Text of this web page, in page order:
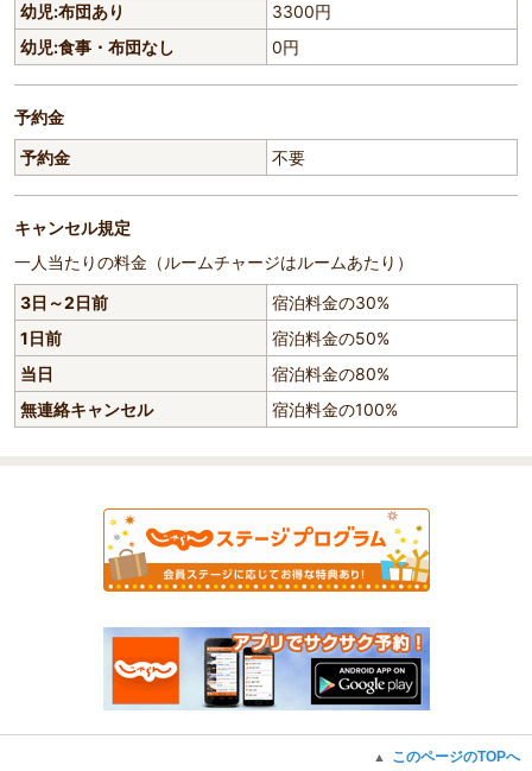
幼児:布団あり
3300円
幼児:食事・布団なし
0円
予約金
予約金
不要
キャンセル規定
一人当たりの料金（ルームチャージはルームあたり）
3日～2日前
宿泊料金の30%
1日前
宿泊料金の50%
当日
宿泊料金の80%
無連絡キャンセル
宿泊料金の100%
▲ このページのTOPへ